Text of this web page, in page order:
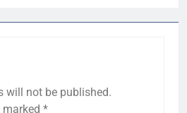
will not be published.
marked *